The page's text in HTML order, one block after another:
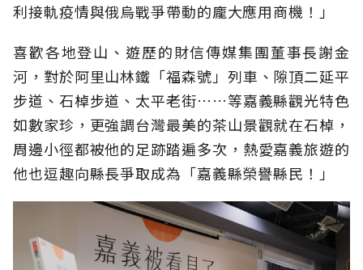
利接軌疫情與俄烏戰爭帶動的龐大應用商機！」
喜歡各地登山、遊歷的財信傳媒集團董事長謝金
河，對於阿里山林鐵「福森號」列車、隙頂二延平
步道、石棹步道、太平老街……等嘉義縣觀光特色
如數家珍，更強調台灣最美的茶山景觀就在石棹，
周邊小徑都被他的足跡踏遍多次，熱愛嘉義旅遊的
他也逗趣向縣長爭取成為「嘉義縣榮譽縣民！」